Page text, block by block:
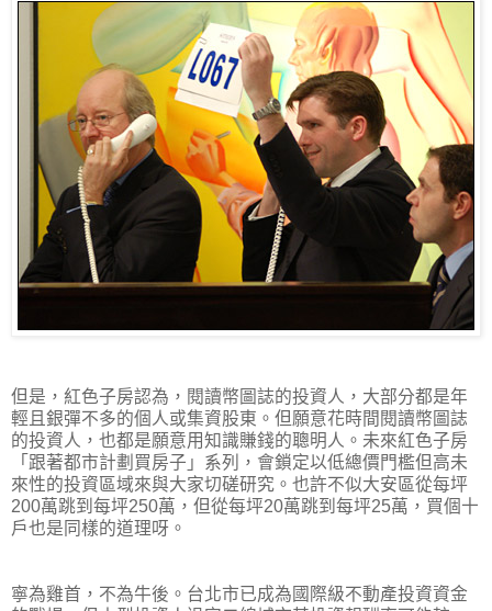
但是，紅色子房認為，閱讀幣圖誌的投資人，大部分都是年
輕且銀彈不多的個人或集資股東。但願意花時間閱讀幣圖誌
的投資人，也都是願意用知識賺錢的聰明人。未來紅色子房
「跟著都市計劃買房子」系列，會鎖定以低總價門檻但高未
來性的投資區域來與大家切磋研究。也許不似大安區從每坪
200萬跳到每坪250萬，但從每坪20萬跳到每坪25萬，買個十
戶也是同樣的道理呀。
寧為雞首，不為牛後。台北市已成為國際級不動產投資資金